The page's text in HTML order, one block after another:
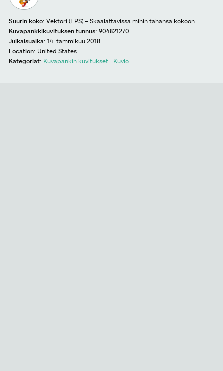
Suurin koko: Vektori (EPS) – Skaalattavissa mihin tahansa kokoon
Kuvapankkikuvituksen tunnus: 904821270
Julkaisuaika: 14. tammikuu 2018
Location: United States
Kategoriat: Kuvapankin kuvitukset Kuvio